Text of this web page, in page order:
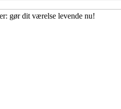
gør dit værelse levende nu!